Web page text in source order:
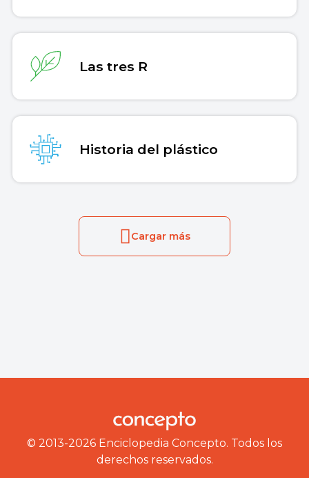
Las tres R
Historia del plástico
Cargar más
© 2013-2026 Enciclopedia Concepto. Todos los
derechos reservados.